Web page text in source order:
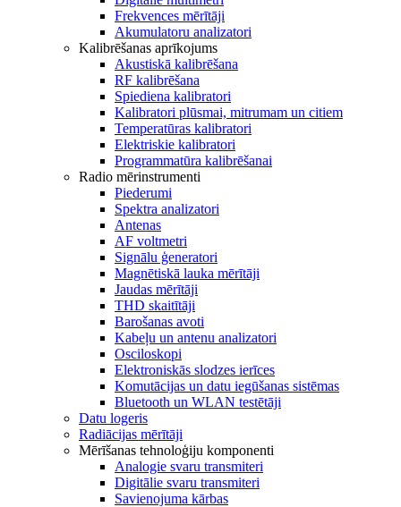
Frekvences mērītāji
Akumulatoru analizatori
Kalibrēšanas aprīkojums
Akustiskā kalibrēšana
RF kalibrēšana
Spiediena kalibratori
Kalibratori plūsmai, mitrumam un citiem
Temperatūras kalibratori
Elektriskie kalibratori
Programmatūra kalibrēšanai
Radio mērinstrumenti
Piederumi
Spektra analizatori
Antenas
AF voltmetri
Signālu ģeneratori
Magnētiskā lauka mērītāji
Jaudas mērītāji
THD skaitītāji
Barošanas avoti
Kabeļu un antenu analizatori
Osciloskopi
Elektroniskās slodzes ierīces
Komutācijas un datu iegūšanas sistēmas
Bluetooth un WLAN testētāji
Datu logeris
Radiācijas mērītāji
Mērīšanas tehnoloģiju komponenti
Analogie svaru transmiteri
Digitālie svaru transmiteri
Savienojuma kārbas